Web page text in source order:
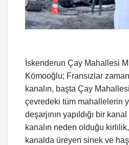
İskenderun Çay Mahallesi
Kömooğlu; Fransızlar
kanalın, başta Çay
çevredeki tüm mahallelerin
deşarjının yapıldığı bir
kanalın neden olduğu
kanalda üreyen sinek ve